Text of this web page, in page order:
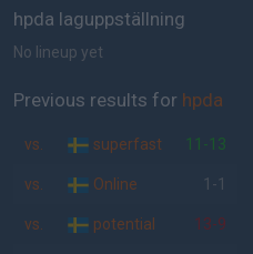
hpda laguppställning
No lineup yet
Previous results for hpda
vs. superfast 11-13
vs. Online 1-1
vs. potential 13-9